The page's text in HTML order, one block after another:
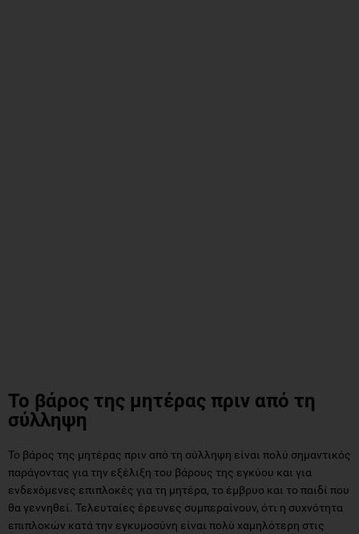
Το βάρος της μητέρας πριν από τη
σύλληψη
Το βάρος της μητέρας πριν από τη σύλληψη είναι πολύ σημαντικός
παράγοντας για την εξέλιξη του βάρους της εγκύου και για
ενδεχόμενες επιπλοκές για τη μητέρα, το έμβρυο και το παιδί που
θα γεννηθεί. Τελευταίες έρευνες συμπεραίνουν, ότι η συχνότητα
επιπλοκών κατά την εγκυμοσύνη είναι πολύ χαμηλότερη στις